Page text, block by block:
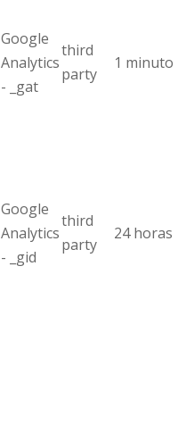
Google
Analytics
- _gat
third
party
1 minuto
Google
Analytics
- _gid
third
party
24 horas